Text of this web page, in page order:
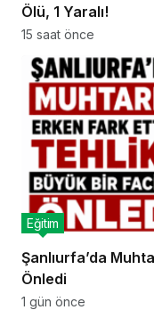
Ölü, 1 Yaralı!
15 saat önce
Şanlıurfa’da
Önledi
Eğitim
1 gün önce